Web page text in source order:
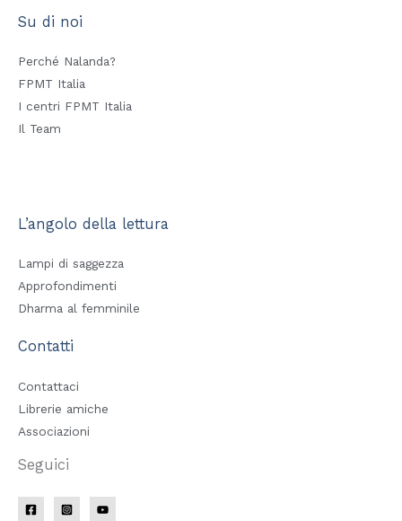
Su di noi
Perché Nalanda?
FPMT Italia
I centri FPMT Italia
Il Team
L’angolo della lettura
Lampi di saggezza
Approfondimenti
Dharma al femminile
Contatti
Contattaci
Librerie amiche
Associazioni
Seguici